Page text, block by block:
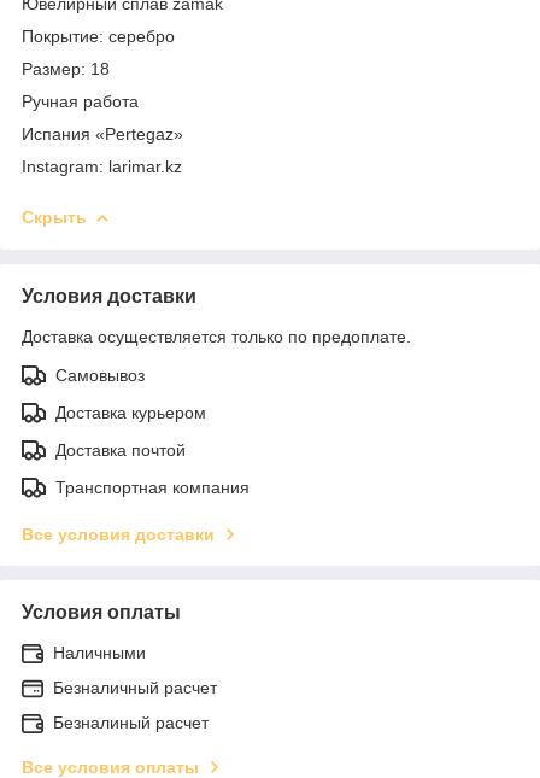
Покрытие: серебро
Размер: 18
Ручная работа
Испания «Pertegaz»
Instagram: larimar.kz
Скрыть
Условия доставки
Доставка осуществляется только по предоплате.
Самовывоз
Доставка курьером
Доставка почтой
Транспортная компания
Все условия доставки
Условия оплаты
Наличными
Безналичный расчет
Безналиный расчет
Все условия оплаты